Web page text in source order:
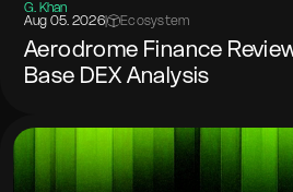
G. Khan
Aug 05. 2026| Ecosystem
Aerodrome Finance
Base DEX Analysis